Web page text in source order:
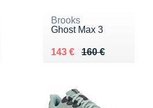
Brooks
Ghost Max 3
160 €
Au lieu de 160 €
143 €
Vendu 143 €